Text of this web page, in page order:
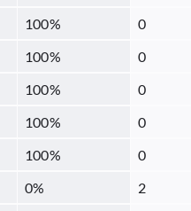
100% 0
100% 0
100% 0
100% 0
100% 0
0% 2